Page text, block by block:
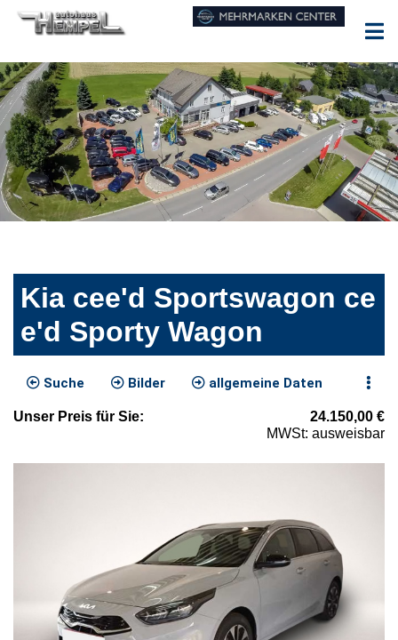
Kia cee'd Sportswagon ce
e'd Sporty Wagon
Suche Bilder allgemeine Daten
Unser Preis für Sie: 24.150,00 €
MWSt: ausweisbar